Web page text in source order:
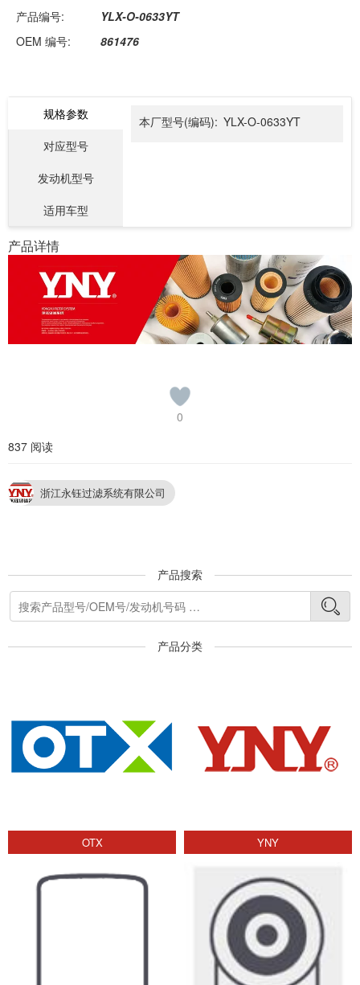
产品编号:
YLX-O-0633YT
OEM 编号:
861476
规格参数
对应型号
发动机型号
适用车型
本厂型号(编码): YLX-O-0633YT
产品详情
0
837 阅读
浙江永钰过滤系统有限公司
产品搜索
产品分类
OTX YNY